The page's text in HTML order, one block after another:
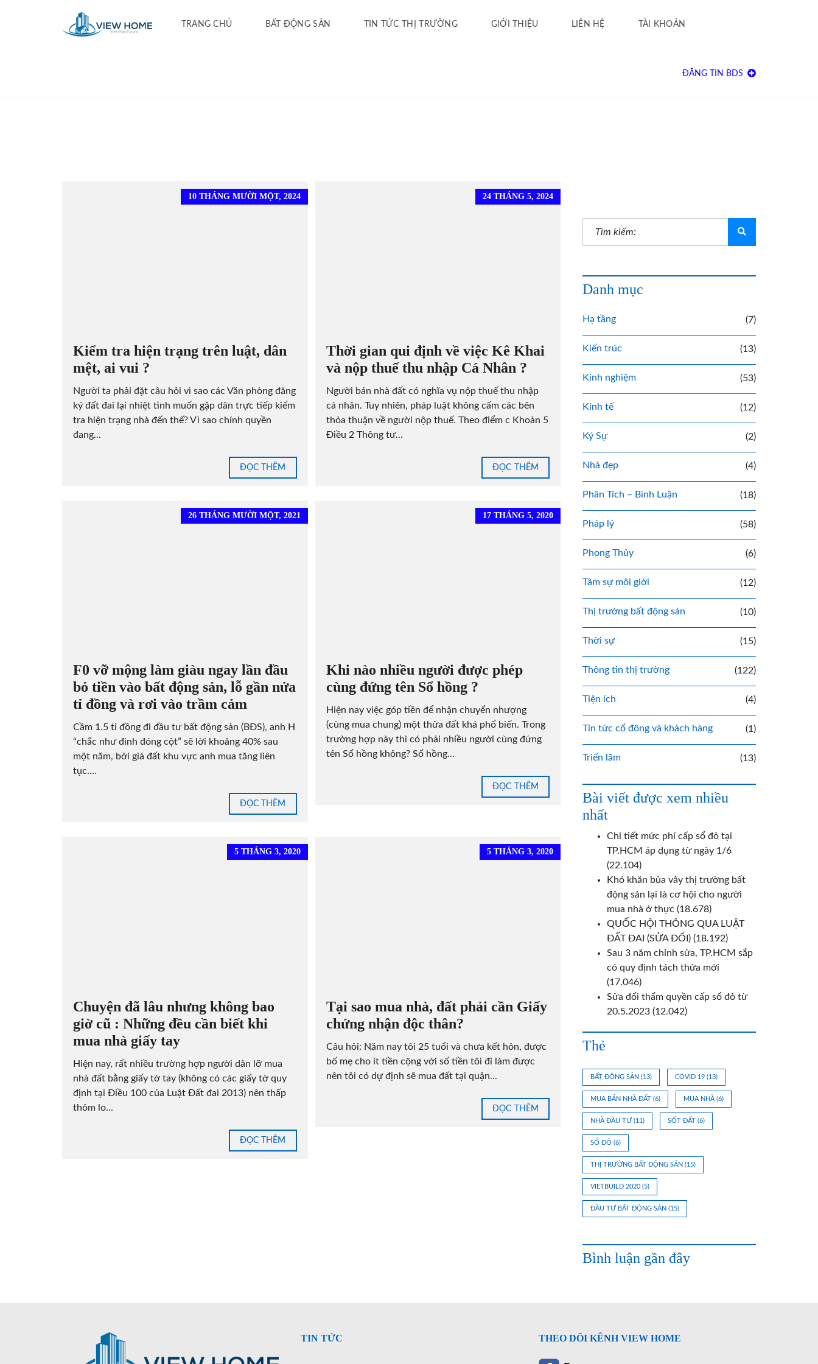
TRANG CHỦ BẤT ĐỘNG SẢN TIN TỨC THỊ TRƯỜNG GIỚI THIỆU LIÊN HỆ TÀI KHOẢN
ĐĂNG TIN BDS
10 THÁNG MƯỜI MỘT, 2024
Kiểm tra hiện trạng trên luật, dân
mệt, ai vui ?
Người ta phải đặt câu hỏi vì sao các Văn phòng đăng
ký đất đai lại nhiệt tình muốn gặp dân trực tiếp kiểm
tra hiện trạng nhà đến thế? Vì sao chính quyền
đang...
ĐỌC THÊM
24 THÁNG 5, 2024
Thời gian qui định về việc Kê Khai
và nộp thuế thu nhập Cá Nhân ?
Người bán nhà đất có nghĩa vụ nộp thuế thu nhập
cá nhân. Tuy nhiên, pháp luật không cấm các bên
thỏa thuận về người nộp thuế. Theo điểm c Khoản 5
Điều 2 Thông tư...
ĐỌC THÊM
26 THÁNG MƯỜI MỘT, 2021
F0 vỡ mộng làm giàu ngay lần đầu
bỏ tiền vào bất động sản, lỗ gần nửa
tỉ đồng và rơi vào trầm cảm
Cầm 1.5 tỉ đồng đi đầu tư bất động sản (BĐS), anh H
“chắc như đinh đóng cột” sẽ lời khoảng 40% sau
một năm, bởi giá đất khu vực anh mua tăng liên
tục....
ĐỌC THÊM
17 THÁNG 5, 2020
Khi nào nhiều người được phép
cùng đứng tên Sổ hồng ?
Hiện nay việc góp tiền để nhận chuyển nhượng
(cùng mua chung) một thửa đất khá phổ biến. Trong
trường hợp này thì có phải nhiều người cùng đứng
tên Sổ hồng không? Sổ hồng...
ĐỌC THÊM
5 THÁNG 3, 2020
Chuyện đã lâu nhưng không bao
giờ cũ : Những đều cần biết khi
mua nhà giấy tay
Hiện nay, rất nhiều trường hợp người dân lỡ mua
nhà đất bằng giấy tờ tay (không có các giấy tờ quy
định tại Điều 100 của Luật Đất đai 2013) nên thấp
thỏm lo...
ĐỌC THÊM
5 THÁNG 3, 2020
Tại sao mua nhà, đất phải cần Giấy
chứng nhận độc thân?
Câu hỏi: Năm nay tôi 25 tuổi và chưa kết hôn, được
bố mẹ cho ít tiền cộng với số tiền tôi đi làm được
nên tôi có dự định sẽ mua đất tại quận...
ĐỌC THÊM
Danh mục
Hạ tầng (7)
Kiến trúc (13)
Kinh nghiệm (53)
Kinh tế (12)
Ký Sự (2)
Nhà đẹp (4)
Phân Tích – Bình Luận (18)
Pháp lý (58)
Phong Thủy (6)
Tâm sự môi giới (12)
Thị trường bất động sản (10)
Thời sự (15)
Thông tin thị trường (122)
Tiện ích (4)
Tin tức cổ đông và khách hàng (1)
Triển lãm (13)
Bài viết được xem nhiều
nhất
Chi tiết mức phí cấp sổ đỏ tại
TP.HCM áp dụng từ ngày 1/6
(22.104)
Khó khăn bủa vây thị trường bất
động sản lại là cơ hội cho người
mua nhà ở thực (18.678)
QUỐC HỘI THÔNG QUA LUẬT
ĐẤT ĐAI (SỬA ĐỔI) (18.192)
Sau 3 năm chỉnh sửa, TP.HCM sắp
có quy định tách thửa mới
(17.046)
Sửa đổi thẩm quyền cấp sổ đỏ từ
20.5.2023 (12.042)
Thẻ
BẤT ĐỘNG SẢN (13) COVID 19 (13)
MUA BÁN NHÀ ĐẤT (6) MUA NHÀ (6)
NHÀ ĐẦU TƯ(11) SỐT ĐẤT (6)
SỔ ĐỎ (6)
THỊ TRƯỜNG BẤT ĐỘNG SẢN (15)
VIETBUILD 2020 (5)
ĐẦU TƯ BẤT ĐỘNG SẢN (15)
Bình luận gần đây
TIN TỨC THEO DÕI KÊNH VIEW HOME